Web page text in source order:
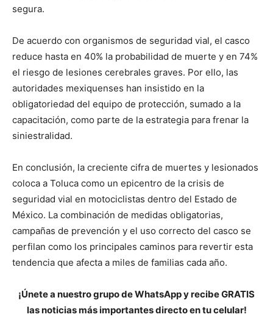
segura.
De acuerdo con organismos de seguridad vial, el casco
reduce hasta en 40% la probabilidad de muerte y en 74%
el riesgo de lesiones cerebrales graves. Por ello, las
autoridades mexiquenses han insistido en la
obligatoriedad del equipo de protección, sumado a la
capacitación, como parte de la estrategia para frenar la
siniestralidad.
En conclusión, la creciente cifra de muertes y lesionados
coloca a Toluca como un epicentro de la crisis de
seguridad vial en motociclistas dentro del Estado de
México. La combinación de medidas obligatorias,
campañas de prevención y el uso correcto del casco se
perfilan como los principales caminos para revertir esta
tendencia que afecta a miles de familias cada año.
¡Únete a nuestro grupo de WhatsApp y recibe GRATIS
las noticias más importantes directo en tu celular!